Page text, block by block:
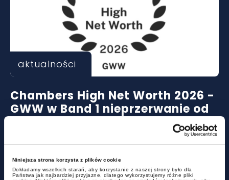
Niniejsza strona korzysta z plików cookie
Dokładamy wszelkich starań, aby korzystanie z naszej strony było dla
Państwa jak najbardziej przyjazne, dlatego wykorzystujemy różne pliki
aktualności
Chambers High Net Worth 2026 -
GWW w Band 1 nieprzerwanie od